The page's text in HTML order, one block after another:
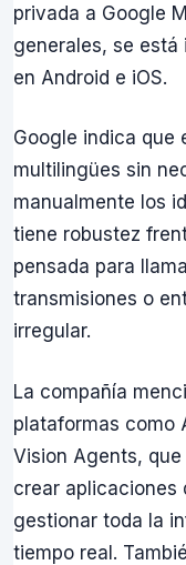
privada a Google
generales, se está
en Android e iOS.
Google indica que
multilingües sin
manualmente los
tiene robustez
pensada para
transmisiones o
irregular.
La compañía
plataformas como
Vision Agents,
crear aplicaciones
gestionar toda la
tiempo real.